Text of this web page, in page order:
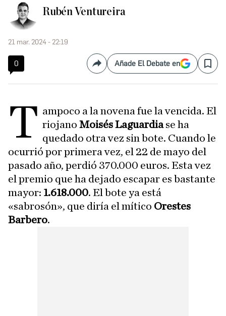
Rubén Ventureira
21 mar. 2024 - 22:19
0 CompartirAñade El Debate en Save
T ampoco a la novena fue la vencida. El
riojano Moisés Laguardiase ha
quedado otra vez sin bote. Cuando le
ocurrió por primera vez, el 22 de mayo del
pasado año, perdió 370.000 euros. Esta vez
el premio que ha dejado escapar es bastante
mayor: 1.618.000. El bote ya está
«sabrosón», que diría el mítico Orestes
Barbero.